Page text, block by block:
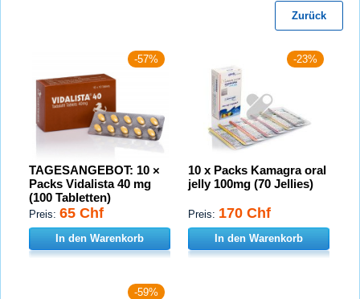
Zurück
-57%
TAGESANGEBOT: 10 ×
Packs Vidalista 40 mg
(100 Tabletten)
Preis: 65 Chf
In den Warenkorb
-23%
10 x Packs Kamagra oral
jelly 100mg (70 Jellies)
Preis: 170 Chf
In den Warenkorb
-59%